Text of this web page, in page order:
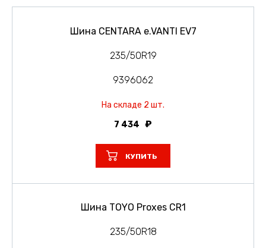
Шина CENTARA e.VANTI EV7
235/50R19
9396062
На складе 2 шт.
7 434
КУПИТЬ
Шина TOYO Proxes CR1
235/50R18